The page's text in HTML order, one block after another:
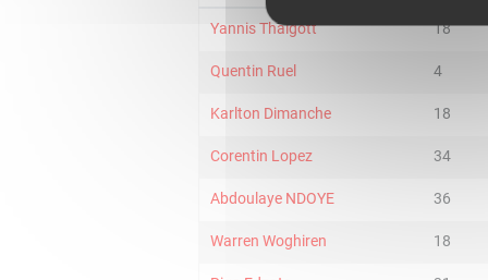
Yannis Thalgott 18
Quentin Ruel 4
Karlton Dimanche 18
Corentin Lopez 34
Abdoulaye NDOYE 36
Warren Woghiren 18